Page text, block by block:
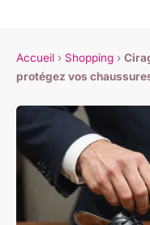
Accueil › Shopping ›
protégez vos